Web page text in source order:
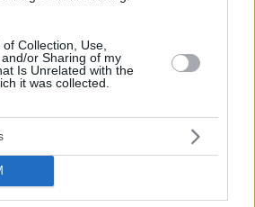
Collection, Use,
or Sharing of my
Is Unrelated with the
it was collected.